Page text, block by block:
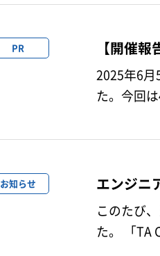
PR 【開催
2025年6
た。今回
お知らせ エンジニ
このたび
た。